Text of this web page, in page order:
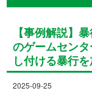
【事例解説】
のゲームセン
し付ける暴行を
2025-09-25